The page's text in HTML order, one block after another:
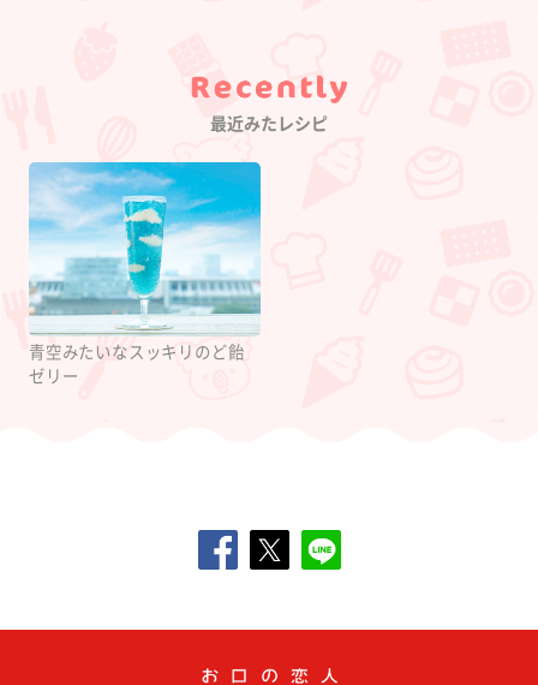
Category
最近みたレシピ
青空みたいなスッキリのど飴
ゼリー